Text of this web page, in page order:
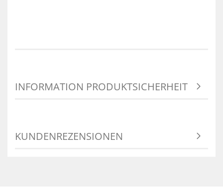
INFORMATION PRODUKTSICHERHEIT
KUNDENREZENSIONEN